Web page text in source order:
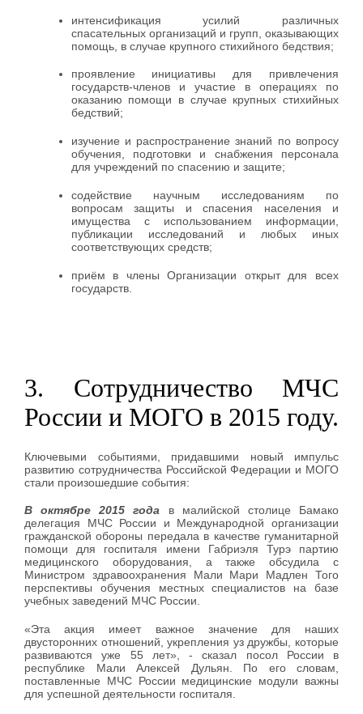
интенсификация усилий различных
спасательных организаций и групп, оказывающих
помощь, в случае крупного стихийного бедствия;
проявление инициативы для привлечения
государств-членов и участие в операциях по
оказанию помощи в случае крупных стихийных
бедствий;
изучение и распространение знаний по вопросу
обучения, подготовки и снабжения персонала
для учреждений по спасению и защите;
содействие научным исследованиям по
вопросам защиты и спасения населения и
имущества с использованием информации,
публикации исследований и любых иных
соответствующих средств;
приём в члены Организации открыт для всех
государств.
3. Сотрудничество МЧС
России и МОГО в 2015 году.
Ключевыми событиями, придавшими новый импульс
развитию сотрудничества Российской Федерации и МОГО
стали произошедшие события:
В октябре 2015 года в малийской столице Бамако
делегация МЧС России и Международной организации
гражданской обороны передала в качестве гуманитарной
помощи для госпиталя имени Габриэля Турэ партию
медицинского оборудования, а также обсудила с
Министром здравоохранения Мали Мари Мадлен Того
перспективы обучения местных специалистов на базе
учебных заведений МЧС России.
«Эта акция имеет важное значение для наших
двусторонних отношений, укрепления уз дружбы, которые
развиваются уже 55 лет», - сказал посол России в
республике Мали Алексей Дульян. По его словам,
поставленные МЧС России медицинские модули важны
для успешной деятельности госпиталя.